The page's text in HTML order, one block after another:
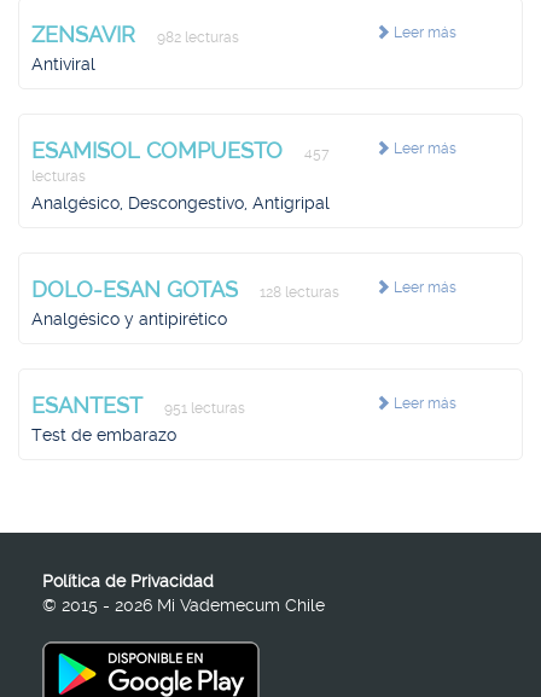
Leer más
ZENSAVIR 982 lecturas
Antiviral
Leer más
ESAMISOL COMPUESTO
457
lecturas
Analgésico, Descongestivo, Antigripal
Leer más
DOLO-ESAN GOTAS 128 lecturas
Analgésico y antipirético
Leer más
ESANTEST 951 lecturas
Test de embarazo
Política de Privacidad
© 2015 - 2026 Mi Vademecum Chile